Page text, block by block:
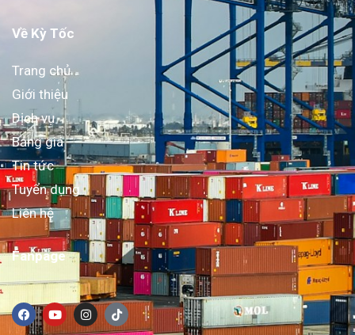
Về Kỳ Tốc
Trang chủ
Giới thiệu
Dịch vụ
Bảng giá
Tin tức
Tuyển dụng
Liên hệ
Fanpage